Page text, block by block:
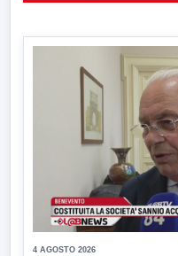
4 AGOSTO 2026